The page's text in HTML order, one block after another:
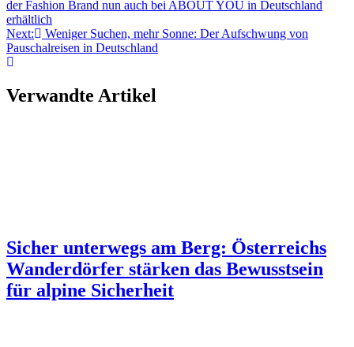
der Fashion Brand nun auch bei ABOUT YOU in Deutschland
erhältlich
Next:
Weniger Suchen, mehr Sonne: Der Aufschwung von
Pauschalreisen in Deutschland
Verwandte Artikel
Sicher unterwegs am Berg: Österreichs
Wanderdörfer stärken das Bewusstsein
für alpine Sicherheit